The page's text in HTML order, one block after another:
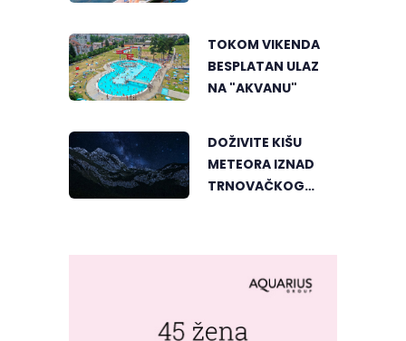
BANJALUKU
TOKOM VIKENDA
BESPLATAN ULAZ
NA "AKVANU"
DOŽIVITE KIŠU
METEORA IZNAD
TRNOVAČKOG